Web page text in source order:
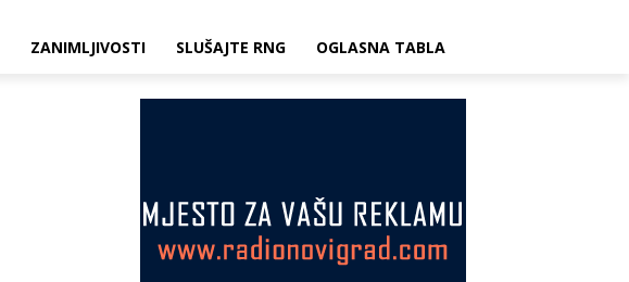
ZANIMLJIVOSTI SLUŠAJTE RNG OGLASNA TABLA